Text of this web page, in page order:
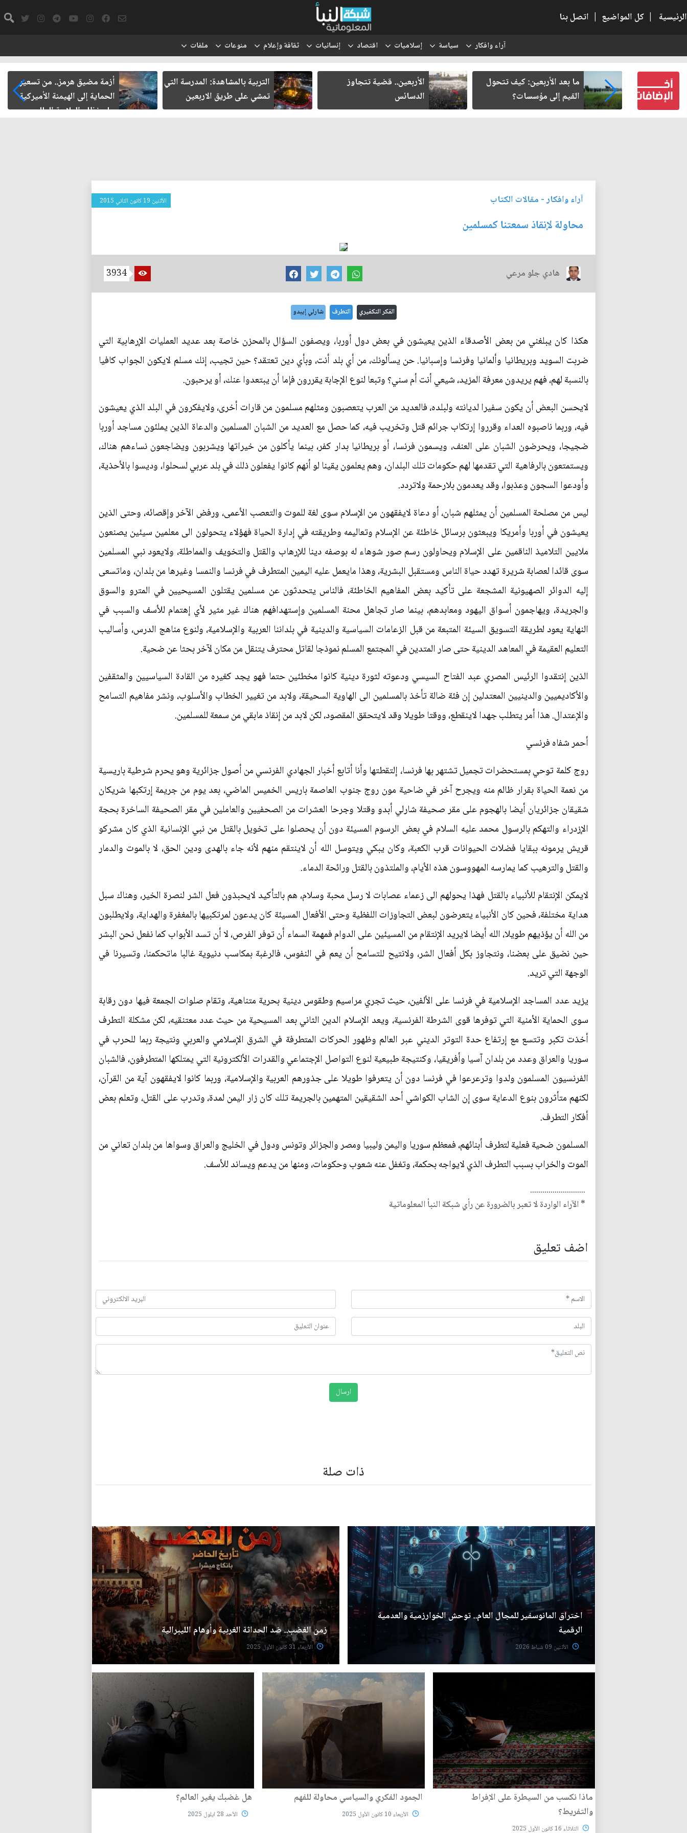
الرئيسية | كل المواضيع | اتصل بنا
آراء وافكار سياسة إسلاميات اقتصاد إنسانيات ثقافة وإعلام منوعات ملفات
من سلطة
في وعي النهضة
ما بعد الأربعين: كيف تتحول
القيم إلى مؤسسات؟
الأربعين.. قضية تتجاوز
الدسائس
التربية بالمشاهدة: المدرسة التي
تمشي على طريق الاربعين
أزمة مضيق هرمز.. من تسعير
الحماية إلى الهيمنة الأميركية
على نظام الملاحة العالمي
آراء وافكار- مقالات الكتاب الأثنين 19 كانون الثاني 2015
محاولة لإنقاذ سمعتنا كمسلمين
هادي جلو مرعي 3934
الفكر التكفيري التطرف شارلي إيبدو
هكذا كان يبلغني من بعض الأصدقاء الذين يعيشون في بعض دول أوربا، ويصفون السؤال بالمحزن خاصة بعد عديد العمليات الإرهابية التي
ضربت السويد وبريطانيا وألمانيا وفرنسا وإسبانيا. حن يسألونك، من أي بلد أنت، وبأي دين تعتقد؟ حين تجيب، إنك مسلم لايكون الجواب كافيا
بالنسبة لهم، فهم يريدون معرفة المزيد، شيعي أنت أم سني؟ وتبعا لنوع الإجابة يقررون فإما أن يبتعدوا عنك، أو يرحبون.
لايحسن البعض أن يكون سفيرا لديانته ولبلده، فالعديد من العرب يتعصبون ومثلهم مسلمون من قارات أخرى، ولايفكرون في البلد الذي يعيشون
فيه، وربما ناصبوه العداء وقرروا إرتكاب جرائم قتل وتخريب فيه، كما حصل مع العديد من الشبان المسلمين والدعاة الذين يملئون مساجد أوربا
ضجيجا، ويحرضون الشبان على العنف، ويسمون فرنسا، أو بريطانيا بدار كفر، بينما يأكلون من خيراتها ويشربون ويضاجعون نساءهم هناك،
ويستمتعون بالرفاهية التي تقدمها لهم حكومات تلك البلدان، وهم يعلمون يقينا لو أنهم كانوا يفعلون ذلك في بلد عربي لسحلوا، وديسوا بالأحذية،
وأودعوا السجون وعذبوا، وقد يعدمون بلارحمة ولاتردد.
ليس من مصلحة المسلمين أن يمثلهم شبان، أو دعاة لايفقهون من الإسلام سوى لغة للموت والتعصب الأعمى، ورفض الآخر وإقصائه، وحتى الذين
يعيشون في أوربا وأمريكا ويبعثون برسائل خاطئة عن الإسلام وتعاليمه وطريقته في إدارة الحياة فهؤلاء يتحولون الى معلمين سيئين يصنعون
ملايين التلاميذ الناقمين على الإسلام ويحاولون رسم صور شوهاء له بوصفه دينا للإرهاب والقتل والتخويف والمماطلة، ولايعود نبي المسلمين
سوى قائدا لعصابة شريرة تهدد حياة الناس ومستقبل البشرية، وهذا مايعمل عليه اليمين المتطرف في فرنسا والنمسا وغيرها من بلدان، وماتسعى
إليه الدوائر الصهيونية المشجعة على تأكيد بعض المفاهيم الخاطئة، فالناس يتحدثون عن مسلمين يقتلون المسيحيين في المترو والسوق
والجريدة، ويهاجمون أسواق اليهود ومعابدهم، بينما صار تجاهل محنة المسلمين وإستهدافهم هناك غير مثير لأي إهتمام للأسف والسبب في
النهاية يعود لطريقة التسويق السيئة المتبعة من قبل الزعامات السياسية والدينية في بلداننا العربية والإسلامية، ولنوع مناهج الدرس، وأساليب
التعليم العقيمة في المعاهد الدينية حتى صار المتدين في المجتمع المسلم نموذجا لقاتل محترف يتنقل من مكان لآخر بحثا عن ضحية.
الذين إنتقدوا الرئيس المصري عبد الفتاح السيسي ودعوته لثورة دينية كانوا مخطئين حتما فهو يجد كغيره من القادة السياسيين والمثقفين
والأكاديميين والدينيين المعتدلين إن فئة ضالة تأخذ بالمسلمين الى الهاوية السحيقة، ولابد من تغيير الخطاب والأسلوب، ونشر مفاهيم التسامح
والإعتدال. هذا أمر يتطلب جهدا لاينقطع، ووقتا طويلا وقد لايتحقق المقصود، لكن لابد من إنقاذ مابقي من سمعة للمسلمين.
أحمر شفاه فرنسي
روج كلمة توحي بمستحضرات تجميل تشتهر بها فرنسا، إلتقطتها وأنا أتابع أخبار الجهادي الفرنسي من أصول جزائرية وهو يحرم شرطية باريسية
من نعمة الحياة بقرار ظالم منه ويجرح آخر في ضاحية مون روج جنوب العاصمة باريس الخميس الماضي، بعد يوم من جريمة إرتكبها شريكان
شقيقان جزائريان أيضا بالهجوم على مقر صحيفة شارلي أبدو وقتلا وجرحا العشرات من الصحفيين والعاملين في مقر الصحيفة الساخرة بحجة
الإزدراء والتهكم بالرسول محمد عليه السلام في بعض الرسوم المسيئة دون أن يحصلوا على تخويل بالقتل من نبي الإنسانية الذي كان مشركو
قريش يرمونه ببقايا فضلات الحيوانات قرب الكعبة، وكان يبكي ويتوسل الله أن لاينتقم منهم لأنه جاء بالهدى ودين الحق، لا بالموت والدمار
والقتل والترهيب كما يمارسه المهووسون هذه الأيام، والملتذون بالقتل ورائحة الدماء.
لايمكن الإنتقام للأنبياء بالقتل فهذا يحولهم الى زعماء عصابات لا رسل محبة وسلام، هم بالتأكيد لايحبذون فعل الشر لنصرة الخير، وهناك سبل
هداية مختلفة، فحين كان الأنبياء يتعرضون لبعض التجاوزات اللفظية وحتى الأفعال المسيئة كان يدعون لمرتكبيها بالمغفرة والهداية، ولايطلبون
من الله أن يؤذيهم طويلا، الله أيضا لايريد الإنتقام من المسيئين على الدوام فمهمة السماء أن توفر الفرص، لا أن تسد الأبواب كما نفعل نحن البشر
حين نضيق على بعضنا، ونتجاوز بكل أفعال الشر، ولانتيح للتسامح أن يعم في النفوس، فالرغبة بمكاسب دنيوية غالبا ماتحكمنا، وتسيرنا في
الوجهة التي تريد.
يزيد عدد المساجد الإسلامية في فرنسا على الألفين، حيث تجري مراسيم وطقوس دينية بحرية متناهية، وتقام صلوات الجمعة فيها دون رقابة
سوى الحماية الأمنية التي توفرها قوى الشرطة الفرنسية، ويعد الإسلام الدين الثاني بعد المسيحية من حيث عدد معتنقيه، لكن مشكلة التطرف
أخذت تكبر وتتسع مع إرتفاع حدة التوتر الديني عبر العالم وظهور الحركات المتطرفة في الشرق الإسلامي والعربي ونتيجة ربما للحرب في
سوريا والعراق وعدد من بلدان آسيا وأفريقيا، وكنتيجة طبيعية لنوع التواصل الإجتماعي والقدرات الألكترونية التي يمتلكها المتطرفون، فالشبان
الفرنسيون المسلمون ولدوا وترعرعوا في فرنسا دون أن يتعرفوا طويلا على جذورهم العربية والإسلامية، وربما كانوا لايفقهون آية من القرآن،
لكنهم متأثرون بنوع الدعاية سوى إن الشاب الكواشي أحد الشقيقين المتهمين بالجريمة تلك كان زار اليمن لمدة، وتدرب على القتل، وتعلم بعض
أفكار التطرف.
المسلمون ضحية فعلية لتطرف أبنائهم، فمعظم سوريا واليمن وليبيا ومصر والجزائر وتونس ودول في الخليج والعراق وسواها من بلدان تعاني من
الموت والخراب بسبب التطرف الذي لايواجه بحكمة، وتغفل عنه شعوب وحكومات، ومنها من يدعم ويساند للأسف.
...........................
* الآراء الواردة لا تعبر بالضرورة عن رأي شبكة النبأ المعلوماتية
اضف تعليق
ذات صلة
اختراق المانوسفير للمجال العام.. توحش الخوارزمية والعدمية
الرقمية
الأثنين 09 شباط 2026
زمن الغضب.. ضد الحداثة الغربية وأوهام الليبرالية
الأربعاء 31 كانون الأول 2025
ماذا نكسب من السيطرة على الإفراط
والتفريط؟
الثلاثاء 16 كانون الأول 2025
الجمود الفكري والسياسي محاولة للفهم
الأربعاء 10 كانون الأول 2025
هل غضبك يغير العالم؟
الأحد 28 ايلول 2025